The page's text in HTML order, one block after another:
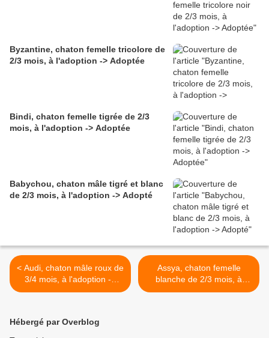
Byzantine, chaton femelle tricolore de
2/3 mois, à l'adoption -> Adoptée
Bindi, chaton femelle tigrée de 2/3
mois, à l'adoption -> Adoptée
Babychou, chaton mâle tigré et blanc
de 2/3 mois, à l'adoption -> Adopté
< Audi, chaton mâle roux de
3/4 mois, à l'adoption ->
adopté
Assya, chaton femelle
blanche de 2/3 mois, à
l'adoption -> adoptée >
Hébergé par Overblog